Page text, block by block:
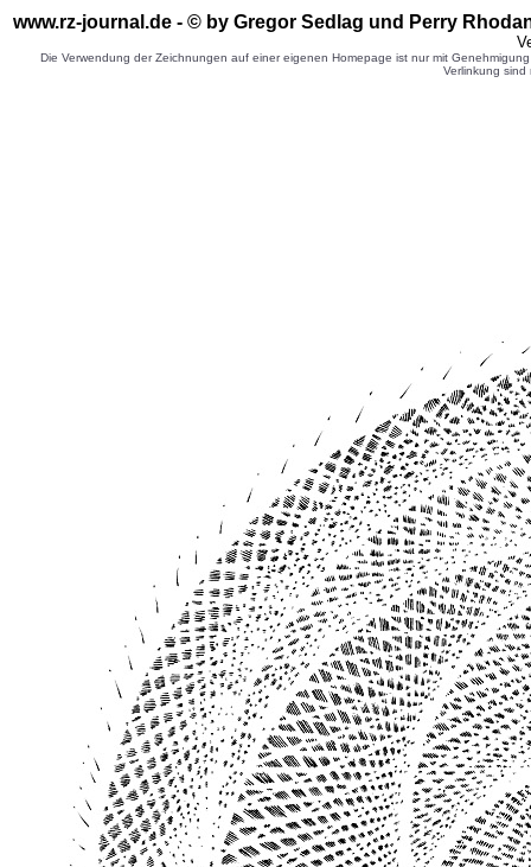
www.rz-journal.de - © by Gregor Sedlag und Perry
Die Verwendung der Zeichnungen auf einer eigenen Homepage ist nur mit
Verlinkung sind